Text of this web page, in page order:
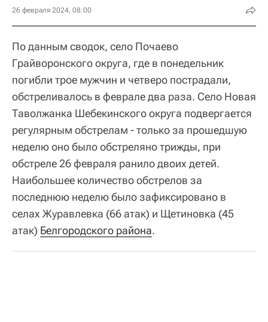
26 февраля 2024, 08:00
По данным сводок, село Почаево
Грайворонского округа, где в понедельник
погибли трое мужчин и четверо пострадали,
обстреливалось в феврале два раза. Село Новая
Таволжанка Шебекинского округа подвергается
регулярным обстрелам - только за прошедшую
неделю оно было обстреляно трижды, при
обстреле 26 февраля ранило двоих детей.
Наибольшее количество обстрелов за
последнюю неделю было зафиксировано в
селах Журавлевка (66 атак) и Щетиновка (45
атак) Белгородского района.